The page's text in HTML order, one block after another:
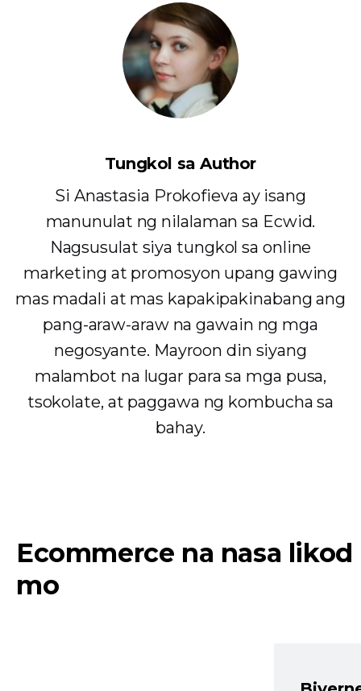
Tungkol sa Author
Si Anastasia Prokofieva ay isang
manunulat ng nilalaman sa Ecwid.
Nagsusulat siya tungkol sa online
marketing at promosyon upang gawing
mas madali at mas kapakipakinabang ang
pang-araw-araw na gawain ng mga
negosyante. Mayroon din siyang
malambot na lugar para sa mga pusa,
tsokolate, at paggawa ng kombucha sa
bahay.
Ecommerce na nasa likod
mo